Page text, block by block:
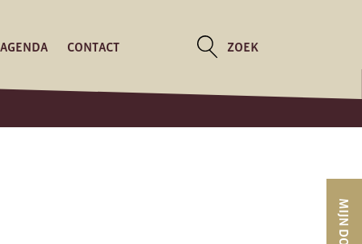
AGENDA CONTACT ZOEK